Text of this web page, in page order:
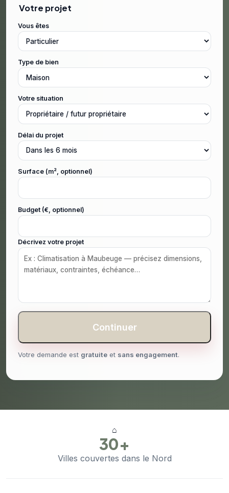
Votre projet
Vous êtes
Type de bien
Votre situation
Délai du projet
Surface (m², optionnel)
Budget (€, optionnel)
Décrivez votre projet
Continuer
Votre demande est gratuite et sans engagement.
⌂
30+
Villes couvertes dans le Nord